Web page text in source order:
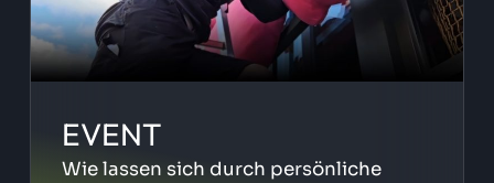
EVENT
Wie lassen sich durch persönliche